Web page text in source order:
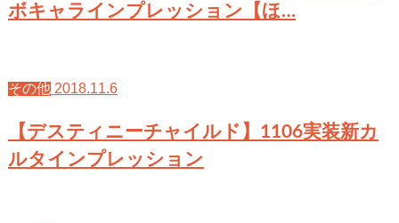
ボキャラインプレッション【ほ…
その他 2018.11.6
【デスティニーチャイルド】1106実装新カ
ルタインプレッション